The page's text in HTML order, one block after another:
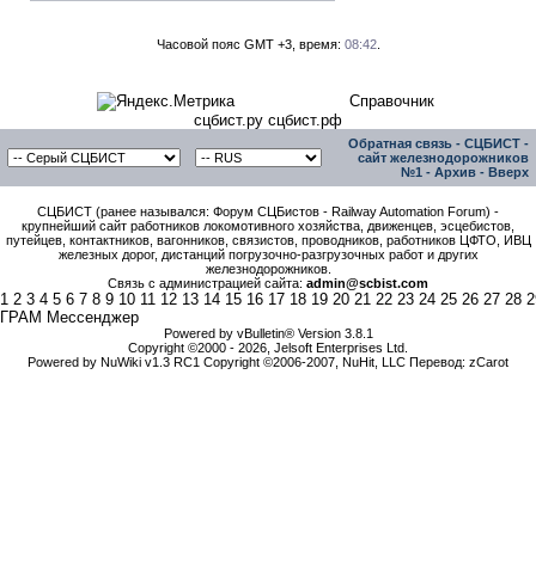
Часовой пояс GMT +3, время: 08:42.
Справочник
сцбист.ру сцбист.рф
Обратная связь - СЦБИСТ -
сайт железнодорожников
№1 - Архив - Вверх
СЦБИСТ (ранее назывался: Форум СЦБистов - Railway Automation Forum) -
крупнейший сайт работников локомотивного хозяйства, движенцев, эсцебистов,
путейцев, контактников, вагонников, связистов, проводников, работников ЦФТО, ИВЦ
железных дорог, дистанций погрузочно-разгрузочных работ и других
железнодорожников.
Связь с администрацией сайта: admin@scbist.com
1 2 3 4 5 6 7 8 9 10 11 12 13 14 15 16 17 18 19 20 21 22 23 24 25 26 27 28
ГРАМ Мессенджер
Powered by vBulletin® Version 3.8.1
Copyright ©2000 - 2026, Jelsoft Enterprises Ltd.
Powered by NuWiki v1.3 RC1 Copyright ©2006-2007, NuHit, LLC Перевод: zCarot